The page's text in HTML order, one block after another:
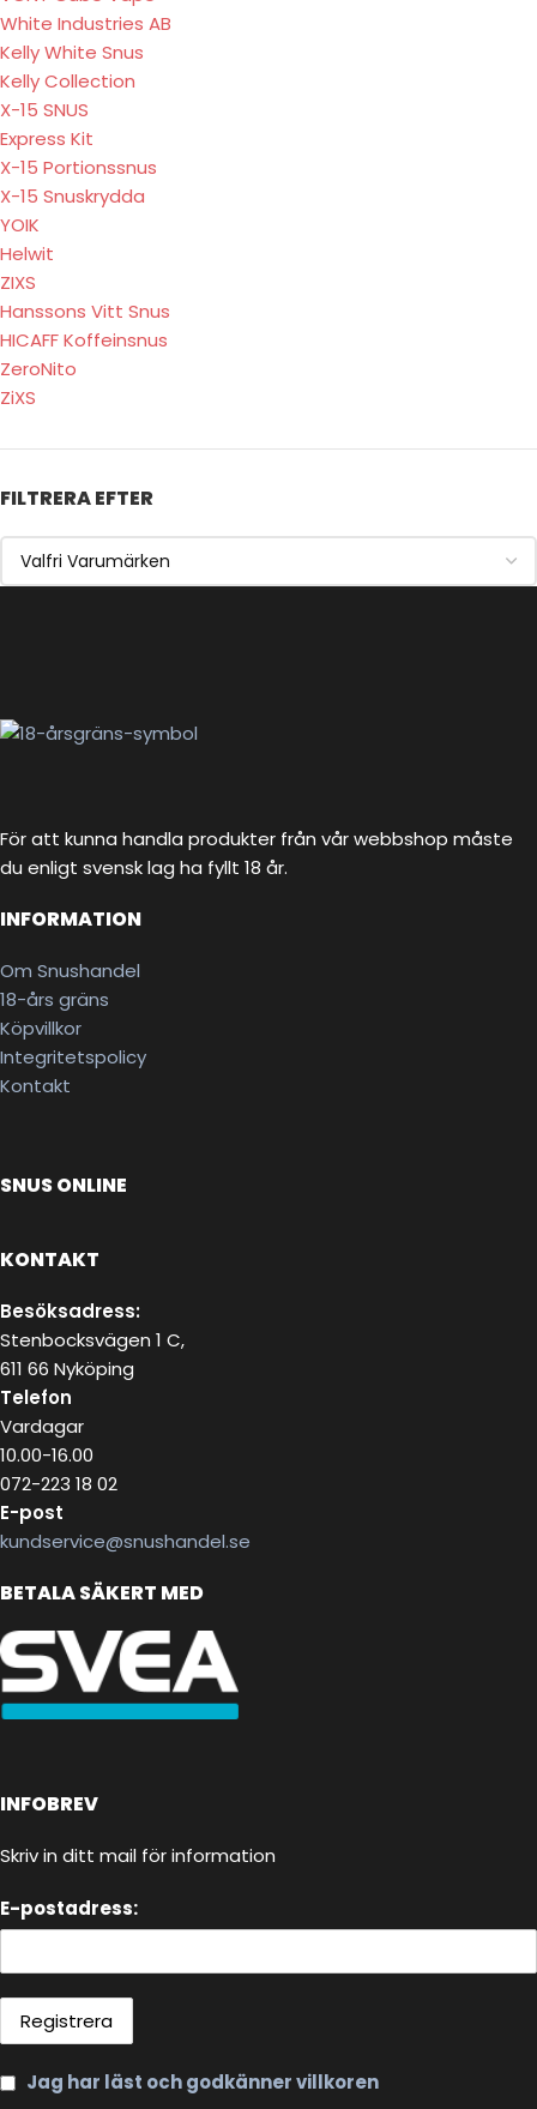
White Industries AB
Kelly White Snus
Kelly Collection
X-15 SNUS
Express Kit
X-15 Portionssnus
X-15 Snuskrydda
YOIK
Helwit
ZIXS
Hanssons Vitt Snus
HICAFF Koffeinsnus
ZeroNito
ZiXS
FILTRERA EFTER
För att kunna handla produkter från vår webbshop måste
du enligt svensk lag ha fyllt 18 år.
INFORMATION
Om Snushandel
18-års gräns
Köpvillkor
Integritetspolicy
Kontakt
SNUS ONLINE
KONTAKT
Besöksadress:
Stenbocksvägen 1 C,
611 66 Nyköping
Telefon
Vardagar
10.00-16.00
072-223 18 02
E-post
kundservice@snushandel.se
BETALA SÄKERT MED
INFOBREV
Skriv in ditt mail för information
E-postadress:
Jag har läst och godkänner villkoren